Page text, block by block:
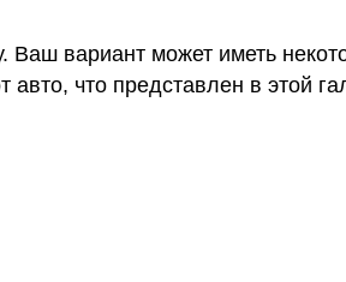
Ваш вариант может иметь
что представлен в этой